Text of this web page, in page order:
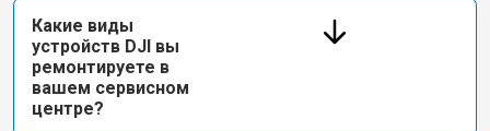
Какие виды
устройств DJI вы
ремонтируете в
вашем сервисном
центре?